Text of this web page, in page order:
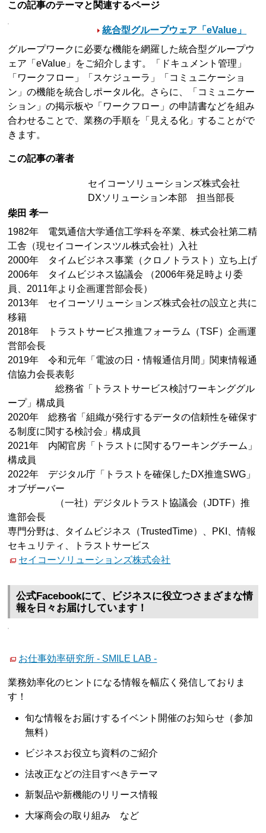
この記事のテーマと関連するページ
統合型グループウェア「eValue」
グループワークに必要な機能を網羅した統合型グループウ
ェア「eValue」をご紹介します。「ドキュメント管理」
「ワークフロー」「スケジューラ」「コミュニケーショ
ン」の機能を統合しポータル化。さらに、「コミュニケー
ション」の掲示板や「ワークフロー」の申請書などを組み
合わせることで、業務の手順を「見える化」することがで
きます。
この記事の著者
セイコーソリューションズ株式会社
DXソリューション本部 担当部長
柴田 孝一
1982年 電気通信大学通信工学科を卒業、株式会社第二精
工舎（現セイコーインスツル株式会社）入社
2000年 タイムビジネス事業（クロノトラスト）立ち上げ
2006年 タイムビジネス協議会 （2006年発足時より委
員、2011年より企画運営部会長）
2013年 セイコーソリューションズ株式会社の設立と共に
移籍
2018年 トラストサービス推進フォーラム（TSF）企画運
営部会長
2019年 令和元年「電波の日・情報通信月間」関東情報通
信協力会長表彰
総務省「トラストサービス検討ワーキンググル
ープ」構成員
2020年 総務省「組織が発行するデータの信頼性を確保す
る制度に関する検討会」構成員
2021年 内閣官房「トラストに関するワーキングチーム」
構成員
2022年 デジタル庁「トラストを確保したDX推進SWG」
オブザーバー
（一社）デジタルトラスト協議会（JDTF）推
進部会長
専門分野は、タイムビジネス（TrustedTime）、PKI、情報
セキュリティ、トラストサービス
セイコーソリューションズ株式会社
公式Facebookにて、ビジネスに役立つさまざまな情
報を日々お届けしています！
お仕事効率研究所 - SMILE LAB -
業務効率化のヒントになる情報を幅広く発信しておりま
す！
旬な情報をお届けするイベント開催のお知らせ（参加
無料）
ビジネスお役立ち資料のご紹介
法改正などの注目すべきテーマ
新製品や新機能のリリース情報
大塚商会の取り組み など